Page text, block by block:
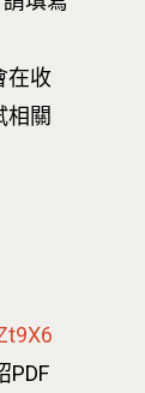
在收
相關
PDF
學分學程
學程
X臺大解題
計畫
100047臺北
Excellence.
Zhongzheng